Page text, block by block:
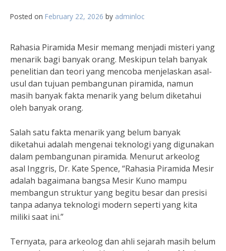
Posted on February 22, 2026 by adminloc
Rahasia Piramida Mesir memang menjadi misteri yang
menarik bagi banyak orang. Meskipun telah banyak
penelitian dan teori yang mencoba menjelaskan asal-
usul dan tujuan pembangunan piramida, namun
masih banyak fakta menarik yang belum diketahui
oleh banyak orang.
Salah satu fakta menarik yang belum banyak
diketahui adalah mengenai teknologi yang digunakan
dalam pembangunan piramida. Menurut arkeolog
asal Inggris, Dr. Kate Spence, “Rahasia Piramida Mesir
adalah bagaimana bangsa Mesir Kuno mampu
membangun struktur yang begitu besar dan presisi
tanpa adanya teknologi modern seperti yang kita
miliki saat ini.”
Ternyata, para arkeolog dan ahli sejarah masih belum